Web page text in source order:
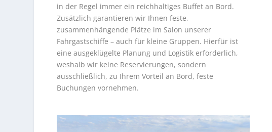
in der Regel immer ein reichhaltiges Buffet an Bord.
Zusätzlich garantieren wir Ihnen feste,
zusammenhängende Plätze im Salon unserer
Fahrgastschiffe – auch für kleine Gruppen. Hierfür ist
eine ausgeklügelte Planung und Logistik erforderlich,
weshalb wir keine Reservierungen, sondern
ausschließlich, zu Ihrem Vorteil an Bord, feste
Buchungen vornehmen.